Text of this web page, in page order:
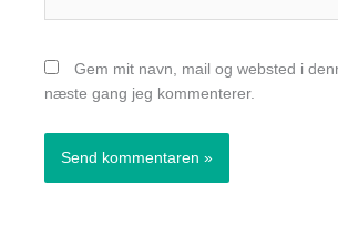
Gem mit navn, mail og websted i
næste gang jeg kommenterer.